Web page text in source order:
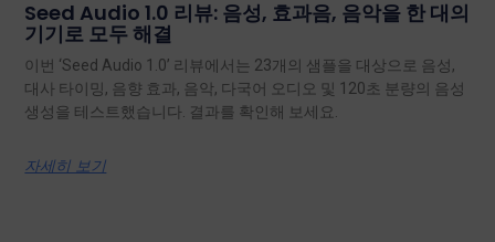
Seed Audio 1.0 리뷰: 음성, 효과음, 음악을 한 대의
기기로 모두 해결
이번 ‘Seed Audio 1.0’ 리뷰에서는 23개의 샘플을 대상으로 음성,
대사 타이밍, 음향 효과, 음악, 다국어 오디오 및 120초 분량의 음성
생성을 테스트했습니다. 결과를 확인해 보세요.
자세히 보기